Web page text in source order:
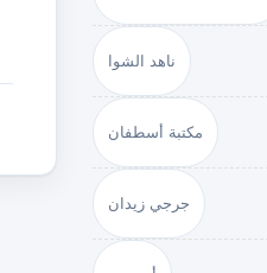
ناهد الشوا
مكتبة أسطفان
جرجي زيدان